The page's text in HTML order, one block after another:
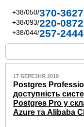
+38/050/370-3627
+38/093/220-0872
+38/044/257-2444
17 БЕРЕЗНЯ 2019
Postgres
доступність
Postgres Pro у
Azure та Alibaba